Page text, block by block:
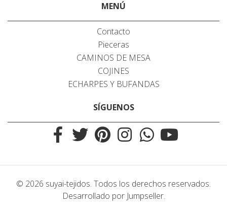
MENÚ
Contacto
Pieceras
CAMINOS DE MESA
COJINES
ECHARPES Y BUFANDAS
SÍGUENOS
© 2026 suyai-tejidos. Todos los derechos reservados.
Desarrollado por Jumpseller.